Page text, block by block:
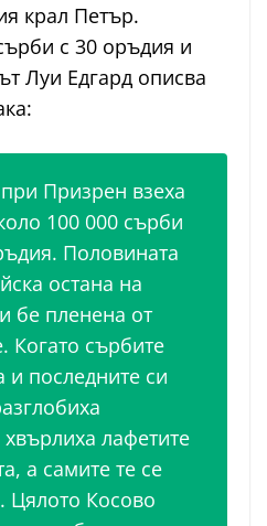
крал Петър.
с 30 оръдия и
Луи Едгард описва
Призрен взеха
100 000 сърби
Половината
остана на
бе пленена от
Когато сърбите
и последните си
лафетите
а самите те се
Цялото Косово